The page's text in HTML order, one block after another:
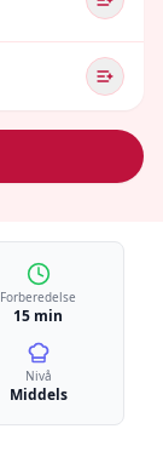
Forberedelse
15 min
Nivå
Middels